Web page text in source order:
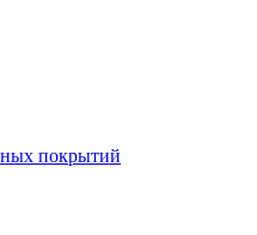
покрытий